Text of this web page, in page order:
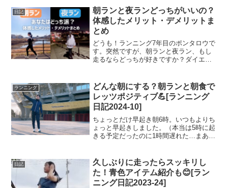
日記
朝ランと夜ランどっちがいいの？
体感したメリット・デメリットま
とめ
どうも！ランニング7年目のポンタロウで
す。突然ですが、朝ランと夜ラン、もし
走るならどっちが好きですか？ダイエッ
ンと夜ランの効果は違います！走るなら
楽しく走りたい！走る時...
ランニング
どんな朝にする？朝ランと朝食で
レッツポジティブ💪[ランニング
日記2024-10]
ちょっとだけ早起き朝6時。いつもよりち
ょっと早起きしました。（本当は5時に起
きる予定だったのに1時間遅れた…まあち
☺️朝ランすると決めていたので、はやく
朝日を浴びたく...
日記
久しぶりに走ったらスッキリし
た！青色アイテム紹介も😊[ラン
ニング日記2023-24]